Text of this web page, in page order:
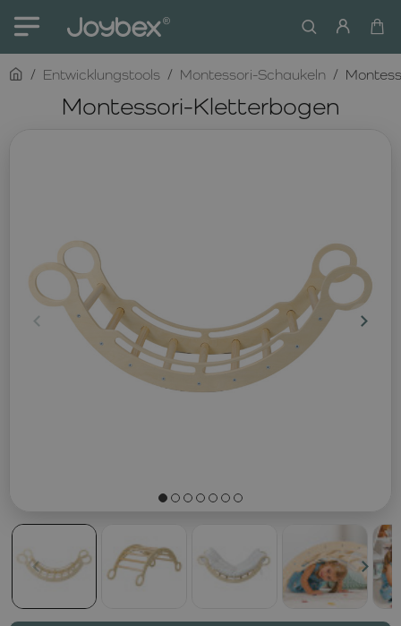
Montessori-Kletterbogen
homeEntwicklungstools Montessori-Schaukeln